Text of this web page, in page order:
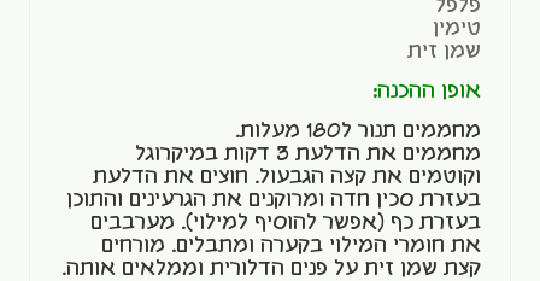
פלפל
טימין
שמן זית
אופן ההכנה:
מחממים תנור ל180 מעלות.
מחממים את הדלעת 3 דקות במיקרוגל
וקוטמים את קצה הגבעול. חוצים את הדלעת
בעזרת סכין חדה ומרוקנים את הגרעינים והתוכן
בעזרת כף (אפשר להוסיף למילוי). מערבבים
את חומרי המילוי בקערה ומתבלים. מורחים
קצת שמן זית על פנים הדלורית וממלאים אותה.